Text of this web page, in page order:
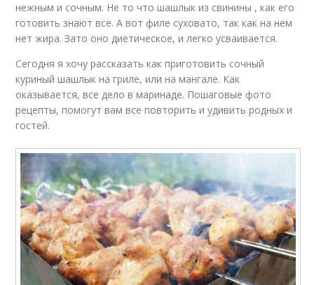
нежным и сочным. Не то что шашлык из свинины , как его
готовить знают все. А вот филе суховато, так как на нем
нет жира. Зато оно диетическое, и легко усваивается.
Сегодня я хочу рассказать как приготовить сочный
куриный шашлык на гриле, или на мангале. Как
оказывается, все дело в маринаде. Пошаговые фото
рецепты, помогут вам все повторить и удивить родных и
гостей.